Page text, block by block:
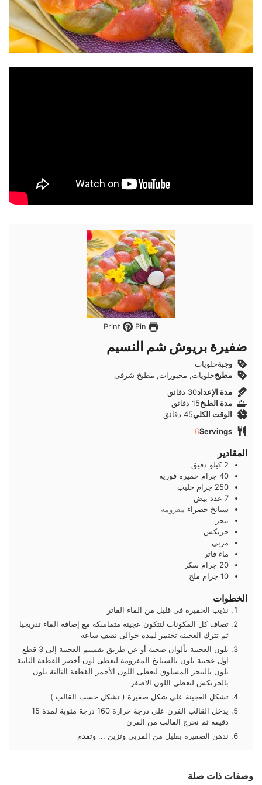
Pin
ضفيرة بريوش شم النسيم
وجبةحلويات
مطبخحلويات, مخبوزات, مطبخ شرقى
مدة الإعداد30 دقائق
دقائق
مدة الطبخ15دقائق
دقائق
الوقت الكلي45دقائق
دقائق
Servings
6
المقادير
2 كيلو دقيق
40 جرام خميرة فورية
250 جرام حليب
7 عدد بيض
سبانخ خضراء مفرومة
بنجر
حرنكش
مربى
ماء فاتر
20 جرام سكر
10 جرام ملح
الخطوات
نذيب الخميرة فى قليل من الماء الفاتر
تضاف كل المكونات لتتكون عجينة متماسكة مع إضافة الماء تدريجيا
ثم تترك العجينة تختمر لمدة حوالى نصف ساعة
تلون العجينة بألوان صحية أو عن طريق تقسيم العجينة إلى 3 قطع
اول عجينة تلون بالسبانخ المفرومة لتعطى لون أخضر القطعة الثانية
تلون بالبنجر المسلوق لتعطى اللون الأحمر القطعة الثالثة تلون
بالحرنكش لتعطى اللون الاصفر
تشكل العجينة على شكل ضفيرة ( تشكل حسب القالب )
يدخل القالب الفرن على درجة حرارة 160 درجة مئوية لمدة 15
دقيقة ثم نخرج القالب من الفرن
ندهن الضفيرة بقليل من المربي وتزين ... وتقدم
وصفات ذات صلة